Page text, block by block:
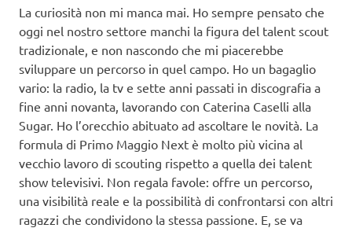
La curiosità non mi manca mai. Ho sempre pensato che
oggi nel nostro settore manchi la figura del talent scout
tradizionale, e non nascondo che mi piacerebbe
sviluppare un percorso in quel campo. Ho un bagaglio
vario: la radio, la tv e sette anni passati in discografia a
fine anni novanta, lavorando con Caterina Caselli alla
Sugar. Ho l’orecchio abituato ad ascoltare le novità. La
formula di Primo Maggio Next è molto più vicina al
vecchio lavoro di scouting rispetto a quella dei talent
show televisivi. Non regala favole: offre un percorso,
una visibilità reale e la possibilità di confrontarsi con altri
ragazzi che condividono la stessa passione. E, se va